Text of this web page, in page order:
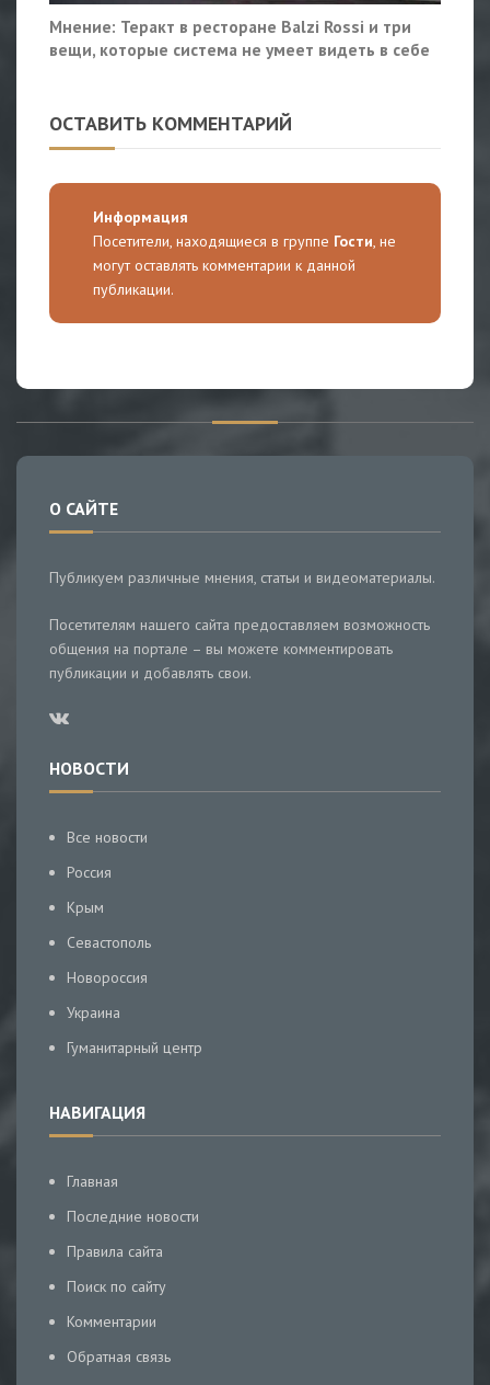
Мнение: Теракт в ресторане Balzi Rossi и три
вещи, которые система не умеет видеть в себе
ОСТАВИТЬ КОММЕНТАРИЙ
Информация
Посетители, находящиеся в группе Гости , не
могут оставлять комментарии к данной
публикации.
О САЙТЕ
Публикуем различные мнения, статьи и видеоматериалы.
Посетителям нашего сайта предоставляем возможность
общения на портале – вы можете комментировать
публикации и добавлять свои.
НОВОСТИ
Все новости
Россия
Крым
Севастополь
Новороссия
Украина
Гуманитарный центр
НАВИГАЦИЯ
Главная
Последние новости
Правила сайта
Поиск по сайту
Комментарии
Обратная связь